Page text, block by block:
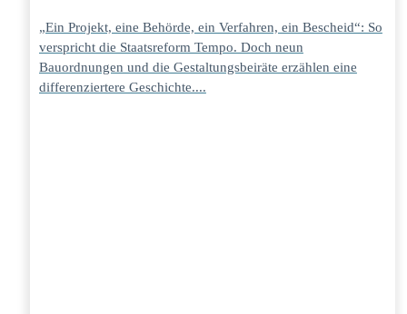
„Ein Projekt, eine Behörde, ein Verfahren, ein Bescheid“: So
verspricht die Staatsreform Tempo. Doch neun
Bauordnungen und die Gestaltungsbeiräte erzählen eine
differenziertere Geschichte....